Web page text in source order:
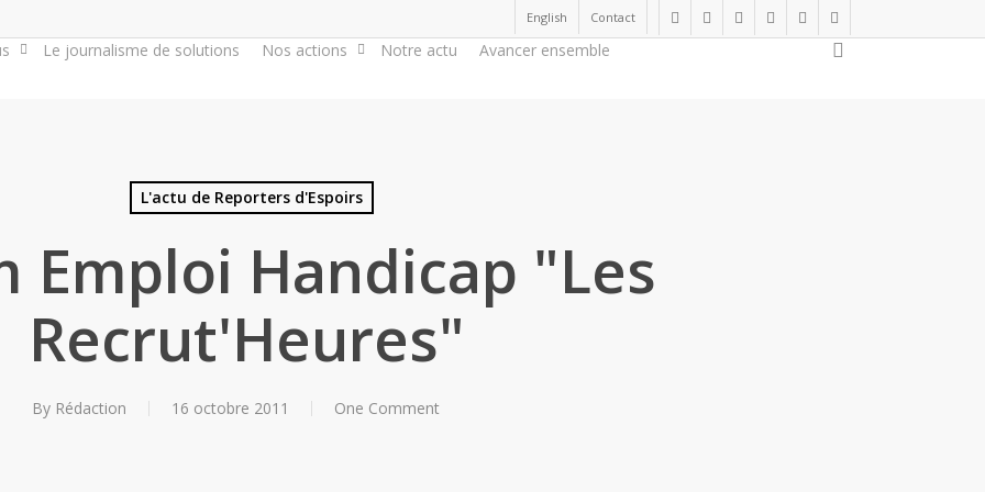
twitterfacebooklinkedinyoutubeinstagram
flickr
English Contact
Le journalisme de solutions Nos actions Notre actu Avancer ensemble
L'actu de Reporters d'Espoirs
Emploi Handicap "Les
Recrut'Heures"
By Rédaction 16 octobre 2011 One Comment